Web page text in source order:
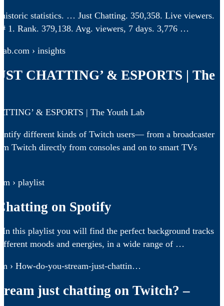
statistics. … Just Chatting. 350,358. Live viewers.
1. Rank. 379,138. Avg. viewers, 7 days. 3,776 …
› insights
CHATTING’ & ESPORTS | The
& ESPORTS | The Youth Lab
different kinds of Twitch users— from a broadcaster
Twitch directly from consoles and on to smart TVs
› playlist
on Spotify
this playlist you will find the perfect background tracks
moods and energies, in a wide range of …
› How-do-you-stream-just-chattin…
just chatting on Twitch? –